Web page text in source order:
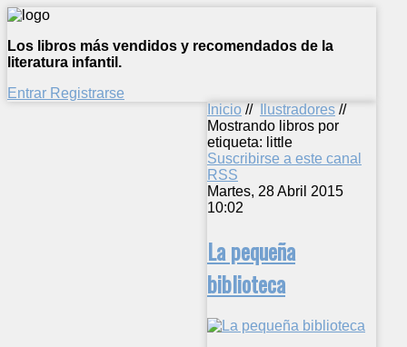
Los libros más vendidos y recomendados de la
literatura infantil.
Entrar Registrarse
Inicio // Ilustradores //
Mostrando libros por
etiqueta: little
Suscribirse a este canal
RSS
Martes, 28 Abril 2015
10:02
La pequeña
biblioteca